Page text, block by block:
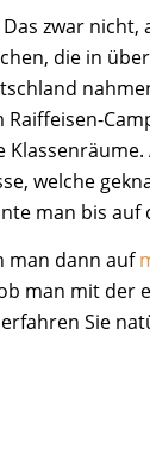
zwar nicht,
die in
Raiffeisen-
welche
man bis auf
man dann auf
man mit der
Sie